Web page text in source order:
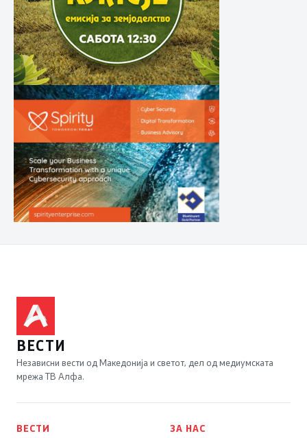
ВЕСТИ
Независни вести од Македонија и светот, дел од медиумската
мрежа ТВ Алфа.
ВЕСТИ
ЗА НАС